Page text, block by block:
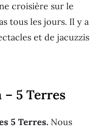
croisière sur le
tous les jours. Il y a
et de jacuzzis
– 5 Terres
5 Terres. Nous